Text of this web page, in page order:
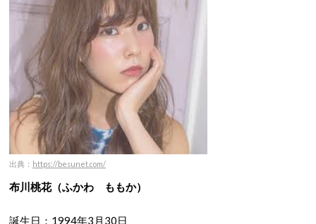
出典： https://besunet.com/
布川桃花（ふかわ ももか）
誕生日：1994年3月30日